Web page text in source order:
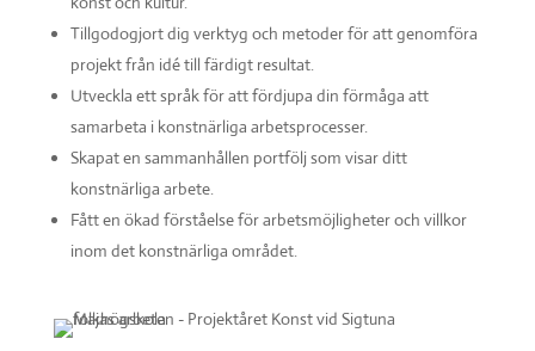
Tillgodogjort dig verktyg och metoder för att genomföra
projekt från idé till färdigt resultat.
Utveckla ett språk för att fördjupa din förmåga att
samarbeta i konstnärliga arbetsprocesser.
Skapat en sammanhållen portfölj som visar ditt
konstnärliga arbete.
Fått en ökad förståelse för arbetsmöjligheter och villkor
inom det konstnärliga området.